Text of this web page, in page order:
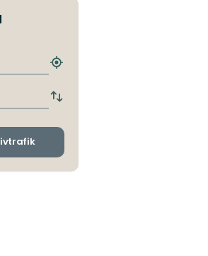
Hitta
hållplats
Byt
och